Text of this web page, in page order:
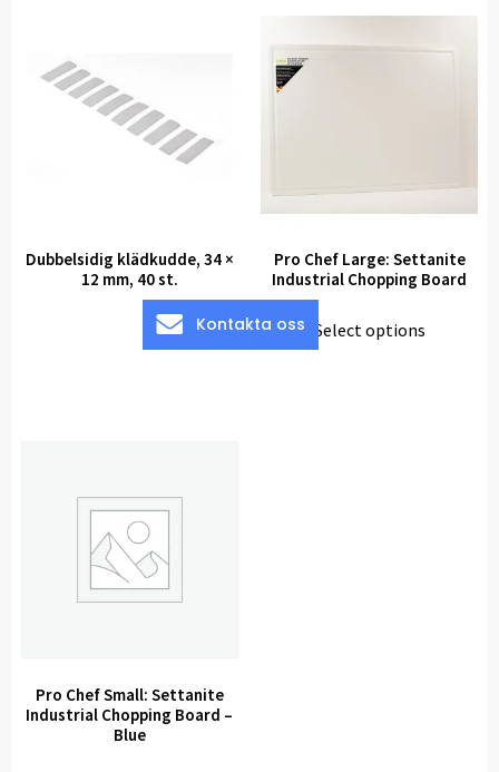
Dubbelsidig klädkudde, 34 ×
12 mm, 40 st.
Pro Chef Large: Settanite
Industrial Chopping Board
Select options
Pro Chef Small: Settanite
Industrial Chopping Board –
Blue
Kontakta oss